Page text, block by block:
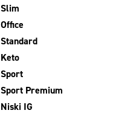
Slim
Office
Standard
Keto
Sport
Sport Premium
Niski IG